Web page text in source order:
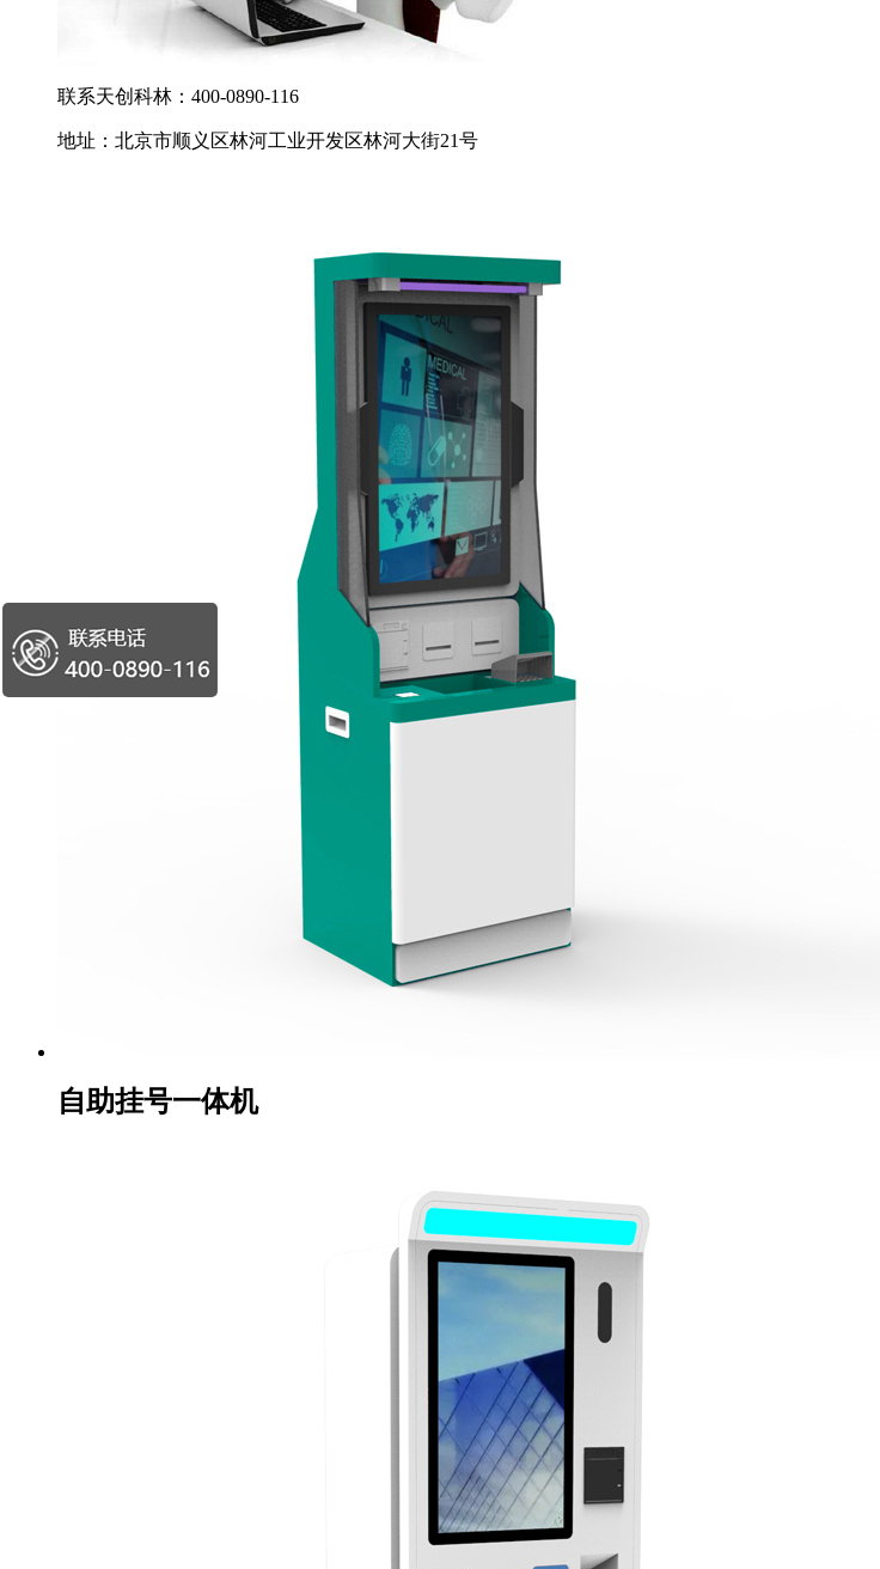
联系天创科林：400-0890-116
地址：北京市顺义区林河工业开发区林河大街21号
自助挂号一体机